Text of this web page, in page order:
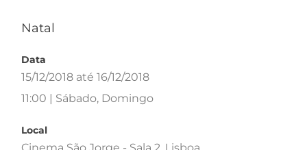
Natal
Data
15/12/2018 até 16/12/2018
11:00 | Sábado, Domingo
Local
Cinema São Jorge - Sala 2, Lisboa